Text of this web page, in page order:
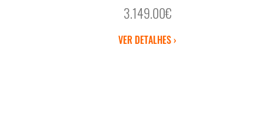
3.149.00€
VER DETALHES ›